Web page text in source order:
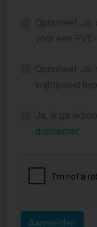
Optioneel: Ja,
voor een
Optioneel: Ja,
vrijblijvend
Ja, ik ga
disclaimer.